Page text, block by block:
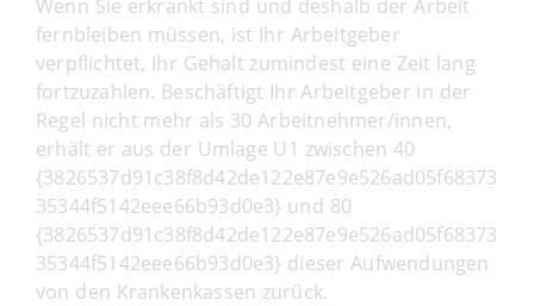
Wenn Sie erkrankt sind und deshalb der Arbeit
fernbleiben müssen, ist Ihr Arbeitgeber
verpflichtet, Ihr Gehalt zumindest eine Zeit lang
fortzuzahlen. Beschäftigt Ihr Arbeitgeber in der
Regel nicht mehr als 30 Arbeitnehmer/innen,
erhält er aus der Umlage U1 zwischen 40
{3826537d91c38f8d42de122e87e9e526ad05f68373
35344f5142eee66b93d0e3} und 80
{3826537d91c38f8d42de122e87e9e526ad05f68373
35344f5142eee66b93d0e3} dieser Aufwendungen
von den Krankenkassen zurück.